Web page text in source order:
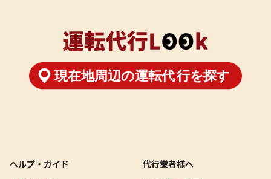
ヘルプ・ガイド 代行業者様へ